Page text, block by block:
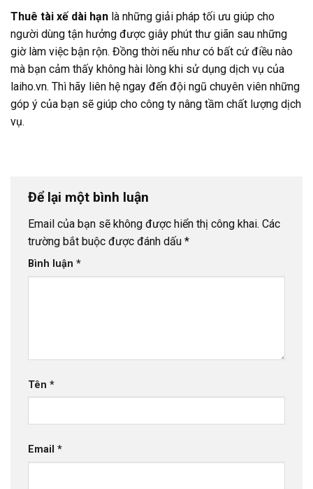
Thuê tài xế dài hạn là những giải pháp tối ưu giúp cho
người dùng tận hưởng được giây phút thư giãn sau những
giờ làm việc bận rộn. Đồng thời nếu như có bất cứ điều nào
mà bạn cảm thấy không hài lòng khi sử dụng dịch vụ của
laiho.vn. Thì hãy liên hệ ngay đến đội ngũ chuyên viên những
góp ý của bạn sẽ giúp cho công ty nâng tầm chất lượng dịch
vụ.
Để lại một bình luận
Email của bạn sẽ không được hiển thị công khai. Các
trường bắt buộc được đánh dấu *
Bình luận *
Tên *
Email *